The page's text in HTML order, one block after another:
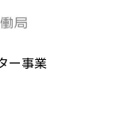
ー事業